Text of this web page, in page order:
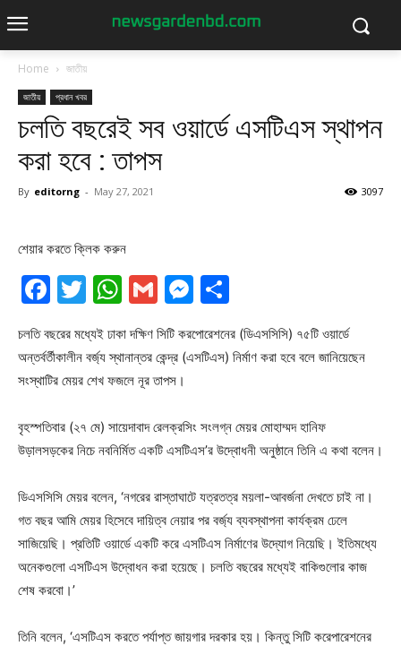
Home জাতীয়
জাতীয় প্রধান খবর
চলতি বছরেই সব ওয়ার্ডে এসটিএস স্থাপন
করা হবে : তাপস
By editorng - May 27, 2021 3097
শেয়ার করতে ক্লিক করুন
Facebook
Twitter
WhatsApp
GmailMessenger
চলতি বছরের মধ্যেই ঢাকা দক্ষিণ সিটি করপোরেশনের (ডিএসসিসি) ৭৫টি ওয়ার্ডে
অন্তর্বর্তীকালীন বর্জ্য স্থানান্তর কেন্দ্র (এসটিএস) নির্মাণ করা হবে বলে জানিয়েছেন
সংস্থাটির মেয়র শেখ ফজলে নূর তাপস।
বৃহস্পতিবার (২৭ মে) সায়েদাবাদ রেলক্রসিং সংলগ্ন মেয়র মোহাম্মদ হানিফ
উড়ালসড়কের নিচে নবনির্মিত একটি এসটিএস’র উদ্বোধনী অনুষ্ঠানে তিনি এ কথা বলেন।
ডিএসসিসি মেয়র বলেন, ‘নগরের রাস্তাঘাটে যত্রতত্র ময়লা-আবর্জনা দেখতে চাই না।
গত বছর আমি মেয়র হিসেবে দায়িত্ব নেয়ার পর বর্জ্য ব্যবস্থাপনা কার্যক্রম ঢেলে
সাজিয়েছি। প্রতিটি ওয়ার্ডে একটি করে এসটিএস নির্মাণের উদ্যোগ নিয়েছি। ইতিমধ্যে
অনেকগুলো এসটিএস উদ্বোধন করা হয়েছে। চলতি বছরের মধ্যেই বাকিগুলোর কাজ
শেষ করবো।’
তিনি বলেন, ‘এসটিএস করতে পর্যাপ্ত জায়গার দরকার হয়। কিন্তু সিটি করেপারেশনের